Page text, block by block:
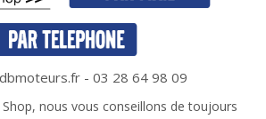
- 03 28 64 98 09
nous vous conseillons de toujours